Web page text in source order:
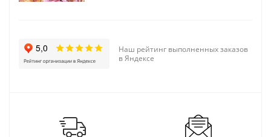
Наш рейтинг выполненных заказов
в Яндексе